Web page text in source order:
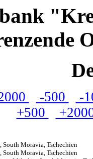
-500
-
+500
Moravia, Tschechien
Moravia, Tschechien